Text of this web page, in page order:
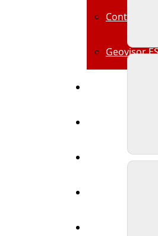
Control
Geovisor
Transparencia